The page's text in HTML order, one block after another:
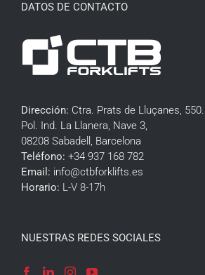
DATOS DE CONTACTO
Dirección: Ctra. Prats de Lluçanes, 550.
Pol. Ind. La Llanera, Nave 3,
08208 Sabadell, Barcelona
Teléfono: +34 937 168 782
Email: info@ctbforklifts.es
Horario: L-V 8-17h
NUESTRAS REDES SOCIALES